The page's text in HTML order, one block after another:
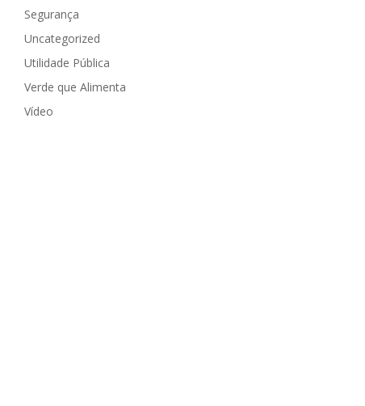
Segurança
Uncategorized
Utilidade Pública
Verde que Alimenta
Vídeo